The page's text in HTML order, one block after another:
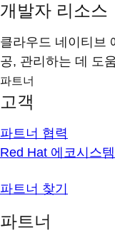
개발자 리소스
클라우드 네이티브
공, 관리하는 데 도
파트너
고객
파트너 협력
Red Hat 에코시스
파트너 찾기
파트너